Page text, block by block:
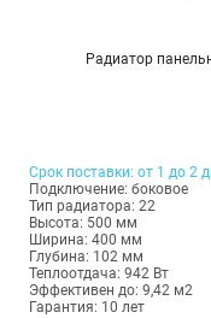
Радиатор
Срок поставки: от 1 до 2
Подключение: боковое
Тип радиатора: 22
Высота: 500 мм
Ширина: 400 мм
Глубина: 102 мм
Теплоотдача: 942 Вт
Эффективен до: 9,42 м2
Гарантия: 10 лет